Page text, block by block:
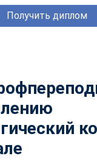
Получить диплом